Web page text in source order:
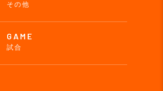
その他
GAME
試合